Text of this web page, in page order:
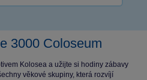
3000 Coloseum
Kolosea a užijte si hodiny zábavy
věkové skupiny, která rozvíjí